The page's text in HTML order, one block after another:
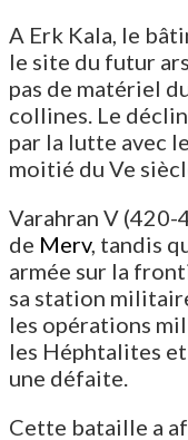
A Erk Kala, le
le site du futur
pas de matériel
collines. Le
par la lutte avec
moitié du Ve
Varahran V (420-
de Merv, tandis
armée sur la
sa station
les opérations
les Héphtalites
une défaite.
Cette bataille a